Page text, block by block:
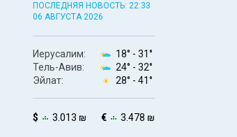
ПОСЛЕДНЯЯ НОВОСТЬ: 22:33
06 АВГУСТА 2026
Иерусалим: 18° - 31°
Тель-Авив:
24° - 32°
Эйлат:
28° - 41°
$ 3.013 ₪ € 3.478 ₪